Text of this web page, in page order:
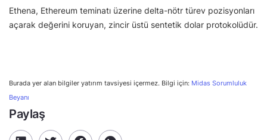
Ethena, Ethereum teminatı üzerine delta-nötr türev pozisyonları
açarak değerini koruyan, zincir üstü sentetik dolar protokolüdür.
Burada yer alan bilgiler yatırım tavsiyesi içermez. Bilgi için: Midas Sorumluluk
Beyanı
Paylaş